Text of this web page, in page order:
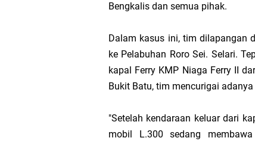
Bengkalis dan semua pihak.
Dalam kasus ini, tim dilapangan
ke Pelabuhan Roro Sei. Selari.
kapal Ferry KMP Niaga Ferry II
Bukit Batu, tim mencurigai
"Setelah kendaraan keluar dari
mobil L.300 sedang